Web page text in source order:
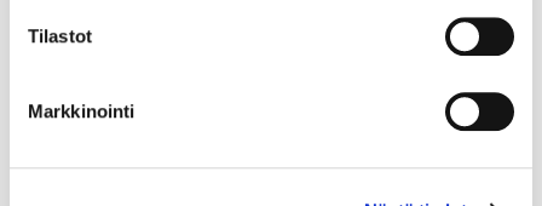
Tilastot
Markkinointi